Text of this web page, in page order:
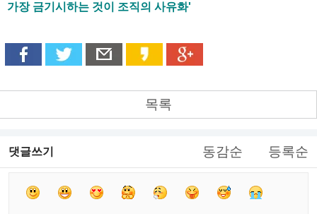
가장 금기시하는 것이 조직의 사유화'
목록
댓글쓰기 동감순 등록순